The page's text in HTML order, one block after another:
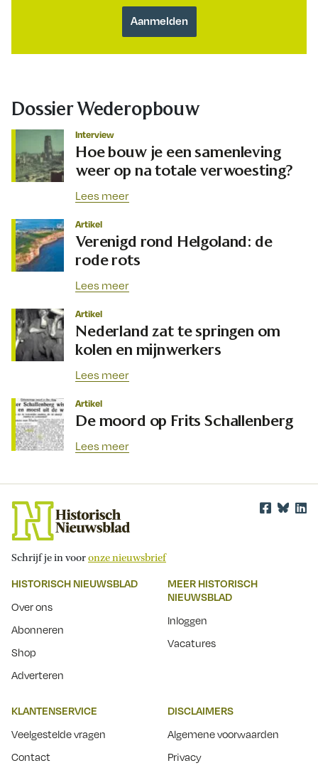
Dossier Wederopbouw
Interview
Hoe bouw je een samenleving
weer op na totale verwoesting?
Lees meer
Artikel
Verenigd rond Helgoland: de
rode rots
Lees meer
Artikel
Nederland zat te springen om
kolen en mijnwerkers
Lees meer
Artikel
De moord op Frits Schallenberg
Lees meer
Schrijf je in vooronze nieuwsbrief
HISTORISCH NIEUWSBLAD
Over ons
Abonneren
Shop
Adverteren
MEER HISTORISCH
NIEUWSBLAD
Inloggen
Vacatures
KLANTENSERVICE
Veelgestelde vragen
Contact
DISCLAIMERS
Algemene voorwaarden
Privacy